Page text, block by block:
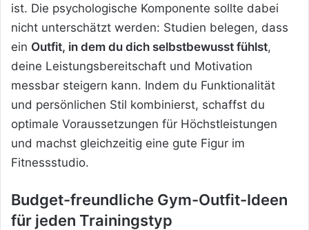
ist. Die psychologische Komponente sollte dabei
nicht unterschätzt werden: Studien belegen, dass
ein Outfit, in dem du dich selbstbewusst fühlst,
deine Leistungsbereitschaft und Motivation
messbar steigern kann. Indem du Funktionalität
und persönlichen Stil kombinierst, schaffst du
optimale Voraussetzungen für Höchstleistungen
und machst gleichzeitig eine gute Figur im
Fitnessstudio.
Budget-freundliche Gym-Outfit-Ideen
für jeden Trainingstyp